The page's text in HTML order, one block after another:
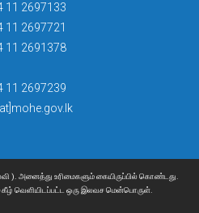
11 2697133
11 2697721
11 2691378
11 2697239
). அனைத்து உரிமைகளும் கையிருப்பில் கொண்டது.
கீழ் வெளியிடப்பட்ட ஒரு இலவச மென்பொருள்.